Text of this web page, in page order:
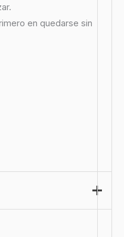
en quedarse sin